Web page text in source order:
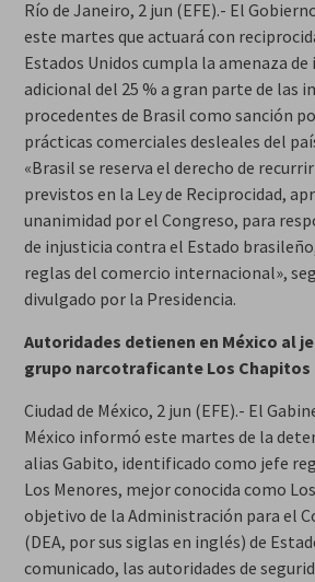
Río de Janeiro, 2 jun (EFE).- El
este martes que actuará con
Estados Unidos cumpla la amenaza
adicional del 25 % a gran parte de las
procedentes de Brasil como sanción
prácticas comerciales desleales del
«Brasil se reserva el derecho de
previstos en la Ley de Reciprocidad,
unanimidad por el Congreso, para
de injusticia contra el Estado
reglas del comercio internacional»,
divulgado por la Presidencia.
Autoridades detienen en México al
grupo narcotraficante Los Chapitos
Ciudad de México, 2 jun (EFE).- El
México informó este martes de la
alias Gabito, identificado como jefe
Los Menores, mejor conocida como
objetivo de la Administración para el
(DEA, por sus siglas en inglés) de
comunicado, las autoridades de